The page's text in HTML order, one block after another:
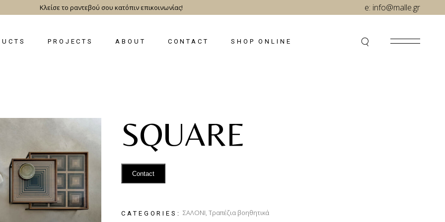
Κλείσε το ραντεβού σου κατόπιν επικοινωνίας! e: info@malle.gr
PROJECTS ABOUT CONTACT SHOP ONLINE
SQUARE
Contact
CATEGORIES: ΣΑΛΟΝΙ, Τραπέζια βοηθητικά